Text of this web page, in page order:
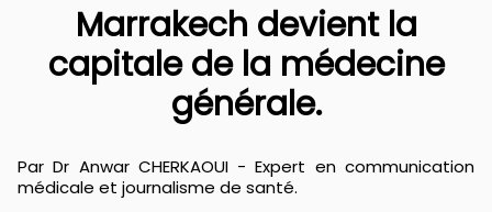
Marrakech devient la
capitale de la médecine
générale.
Par Dr Anwar CHERKAOUI - Expert en communication
médicale et journalisme de santé.